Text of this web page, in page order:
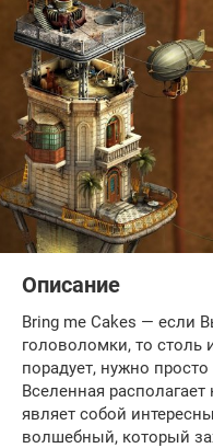
Описание
Bring me Cakes — если
головоломки, то столь
порадует, нужно
Вселенная
являет собой
волшебный, который